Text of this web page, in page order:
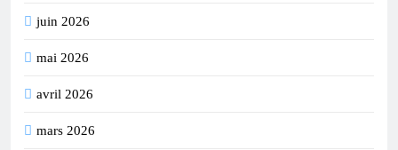
juin 2026
mai 2026
avril 2026
mars 2026